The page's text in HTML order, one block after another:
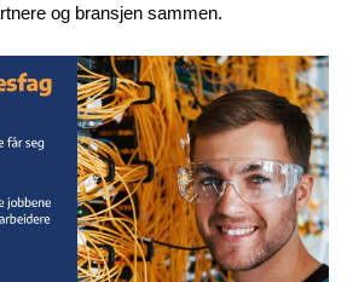
og bransjen sammen.